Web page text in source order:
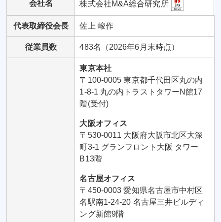
会社名 株式会社M&A総合研究所
代表取締役会長 佐上 峻作
従業員数 483名（2026年6月末時点）
東京本社
〒100-0005 東京都千代田区丸の内
1-8-1 丸の内トラストタワーN館17
階(受付)
大阪オフィス
〒530-0011 大阪府大阪市北区大深
町3-1 グランフロント大阪 タワー
B13階
名古屋オフィス
〒450-0003 愛知県名古屋市中村区
名駅南1-24-20 名古屋三井ビルディ
ング新館9階